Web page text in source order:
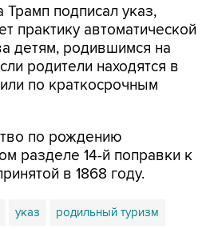
подписал указ,
практику автоматической
детям, родившимся на
родители находятся в
по краткосрочным
по рождению
разделе 14-й поправки к
в 1868 году.
указ родильный туризм